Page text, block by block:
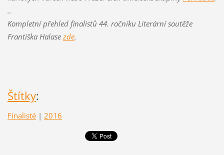
..
Kompletní přehled finalistů 44. ročníku Literární soutěže
Františka Halasezde.
Štítky:
Finalisté | 2016